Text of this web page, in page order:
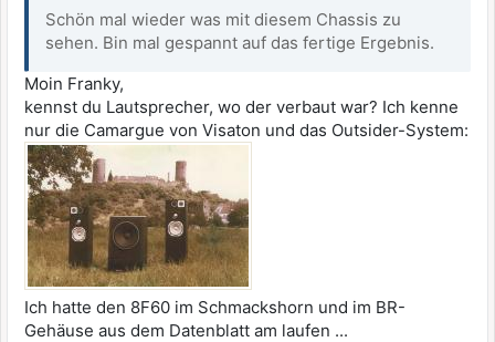
Schön mal wieder was mit diesem Chassis zu
sehen. Bin mal gespannt auf das fertige Ergebnis.
Moin Franky,
kennst du Lautsprecher, wo der verbaut war? Ich kenne
nur die Camargue von Visaton und das Outsider-System:
Ich hatte den 8F60 im Schmackshorn und im BR-
Gehäuse aus dem Datenblatt am laufen ...